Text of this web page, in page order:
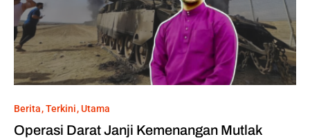
Berita Terkini Utama
Operasi Darat Janji Kemenangan Mutlak